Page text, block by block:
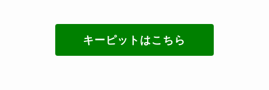
キーピットはこちら